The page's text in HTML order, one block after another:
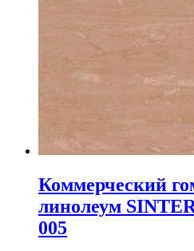
Коммерческий
линолеум
005